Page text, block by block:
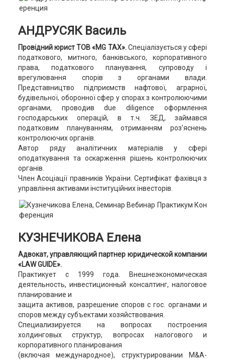
АНДРУСЯК Василь
Провідний юрист ТОВ «MG TAX».Спеціалізується у сфері
податкового, митного, банківського, корпоративного
права, податкового планування, супроводу і
врегулювання спорів з органами влади.
Представництво підприємств нафтової, аграрної,
будівельної, оборонної сфер у спорах з контролюючими
органами, проводив due diligence оформлення
господарських операцій, в т.ч. ЗЕД, займався
податковим плануванням, отриманням роз’яснень
контролюючих органів.
Автор ряду аналітичних матеріалів у сфері
оподаткування та оскарження рішень контролюючих
органів.
Член Асоціації правників України. Сертифікат фахівця з
управління активами інституційних інвесторів.
КУЗНЕЧИКОВА Елена
Адвокат, управляющий партнер юридической компании
«LAW GUIDE».
Практикует с 1999 года. Внешнеэкономическая
деятельность, инвестиционный консалтинг, налоговое
планирование и
защита активов, разрешение споров с гос. органами и
споров между субъектами хозяйствования.
Специализируется на вопросах построения
холдинговых структур, вопросах налогового и
корпоративного планирования
(включая международное), структурировании M&A-